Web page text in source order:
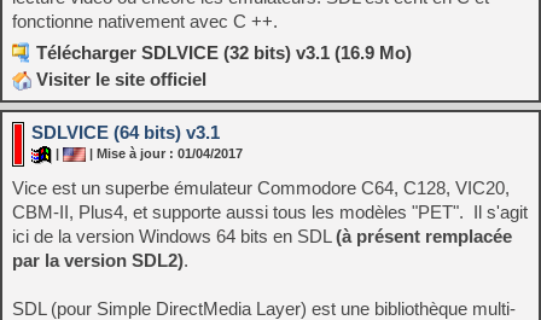
fonctionne nativement avec C ++.
Télécharger SDLVICE (32 bits) v3.1 (16.9 Mo)
Visiter le site officiel
SDLVICE (64 bits) v3.1
| | Mise à jour : 01/04/2017
Vice est un superbe émulateur Commodore C64, C128, VIC20,
CBM-II, Plus4, et supporte aussi tous les modèles "PET". Il s'agit
ici de la version Windows 64 bits en SDL (à présent remplacée
par la version SDL2).
SDL (pour Simple DirectMedia Layer) est une bibliothèque multi-